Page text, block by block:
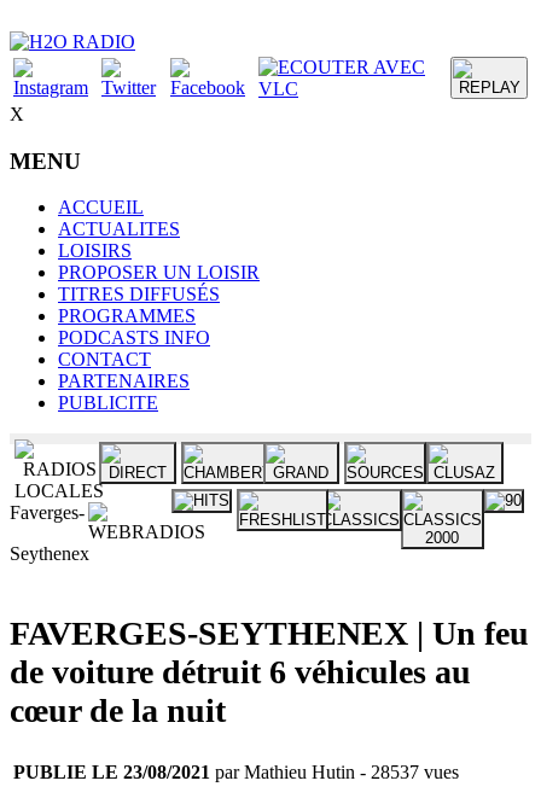
X
MENU
ACCUEIL
ACTUALITES
LOISIRS
PROPOSER UN LOISIR
TITRES DIFFUSÉS
PROGRAMMES
PODCASTS INFO
CONTACT
PARTENAIRES
PUBLICITE
Faverges-
Seythenex
FAVERGES-SEYTHENEX | Un feu
de voiture détruit 6 véhicules au
cœur de la nuit
PUBLIE LE 23/08/2021 par Mathieu Hutin - 28537 vues